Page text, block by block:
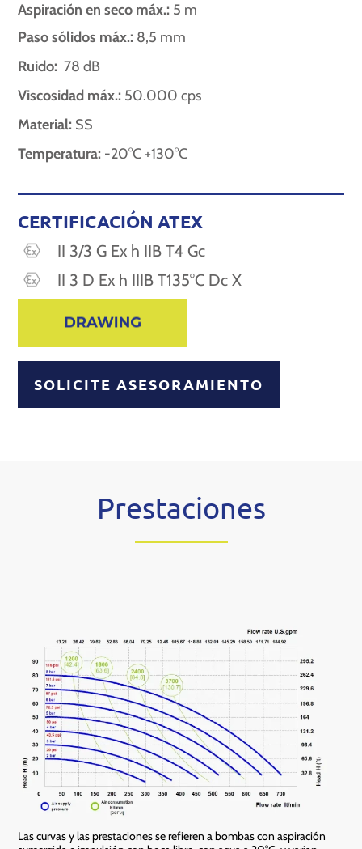
Aspiración en seco máx.: 5 m
Paso sólidos máx.: 8,5 mm
Ruido: 78 dB
Viscosidad máx.: 50.000 cps
Material: SS
Temperatura: -20°C +130°C
CERTIFICACIÓN ATEX
II 3/3 G Ex h IIB T4 Gc
II 3 D Ex h IIIB T135°C Dc X
SOLICITE ASESORAMIENTO
Prestaciones
Las curvas y las prestaciones se refieren a bombas con aspiración